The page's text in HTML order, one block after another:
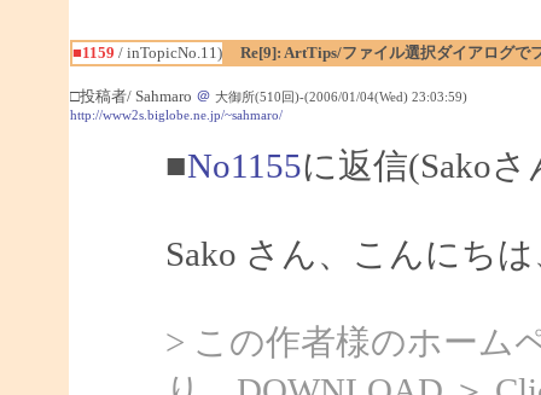
■1159 / inTopicNo.11) Re[9]: ArtTips/ファイル選択ダイアログで
□投稿者/ Sahmaro ＠ 大御所(510回)-(2006/01/04(Wed) 23:03:59)
http://www2s.biglobe.ne.jp/~sahmaro/
■No1155に返信(Sako
Sako さん、こんにちは
> この作者様のホーム